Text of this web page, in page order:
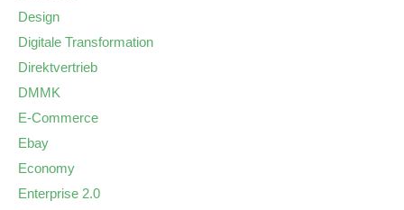
Design
Digitale Transformation
Direktvertrieb
DMMK
E-Commerce
Ebay
Economy
Enterprise 2.0